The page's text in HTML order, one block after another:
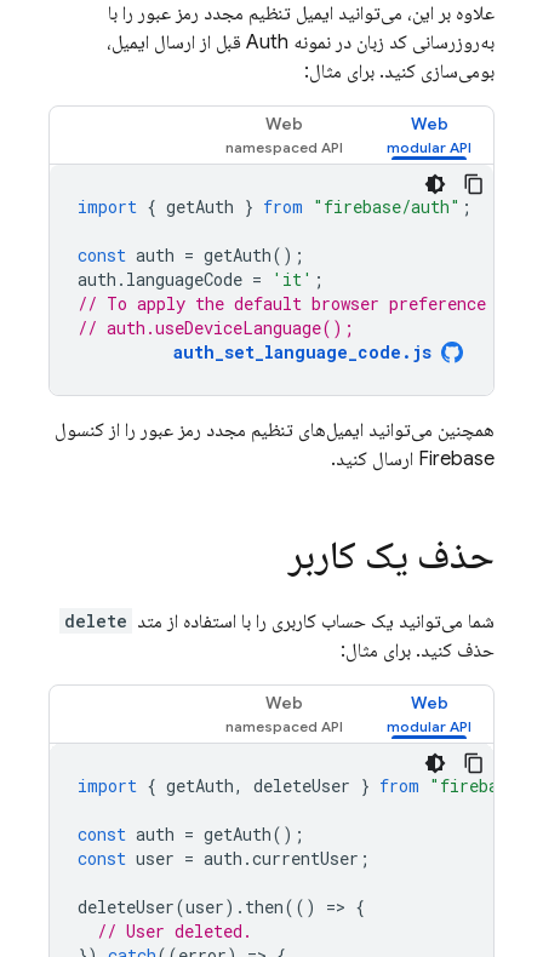
علاوه بر این، می‌توانید ایمیل تنظیم مجدد رمز عبور را با
به‌روزرسانی کد زبان در نمونه Auth قبل از ارسال ایمیل،
بومی‌سازی کنید. برای مثال:
Web
Web
import { getAuth } from "firebase/auth" ;
const auth = getAuth();
auth . languageCode = 'it' ;
// To apply the default browser preference
// auth.useDeviceLanguage();
auth_set_language_code.js
همچنین می‌توانید ایمیل‌های تنظیم مجدد رمز عبور را از کنسول
Firebase ارسال کنید.
حذف یک کاربر
شما می‌توانید یک حساب کاربری را با استفاده از متد delete
حذف کنید. برای مثال:
Web
Web
import { getAuth, deleteUser } from "firebase/
const auth = getAuth();
const user = auth .currentUser ;
deleteUser(user). then(() => {
// User deleted.